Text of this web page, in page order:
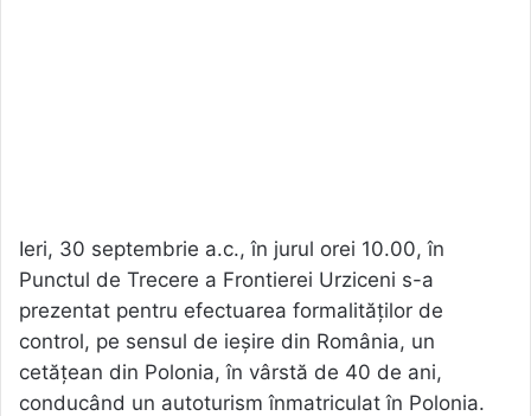
Ieri, 30 septembrie a.c., în jurul orei 10.00, în
Punctul de Trecere a Frontierei Urziceni s-a
prezentat pentru efectuarea formalităţilor de
control, pe sensul de ieșire din România, un
cetăţean din Polonia, în vârstă de 40 de ani,
conducând un autoturism înmatriculat în Polonia.